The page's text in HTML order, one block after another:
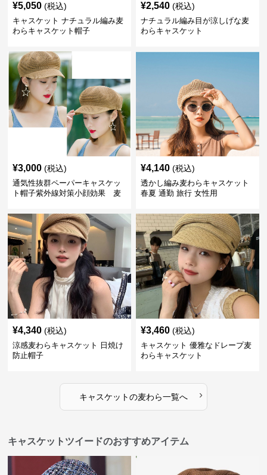
¥5,050 (税込)
キャスケット ナチュラル編み麦
わらキャスケット帽子
¥2,540 (税込)
ナチュラル編み目が涼しげな麦
わらキャスケット
¥3,000 (税込)
通気性抜群ペーパーキャスケッ
ト帽子紫外線対策小顔効果 麦
¥4,140 (税込)
透かし編み麦わらキャスケット
春夏 通勤 旅行 女性用
¥4,340 (税込)
涼感麦わらキャスケット 日焼け
防止帽子
¥3,460 (税込)
キャスケット 優雅なドレープ麦
わらキャスケット
キャスケットの麦わら一覧へ ›
キャスケットツイードのおすすめアイテム